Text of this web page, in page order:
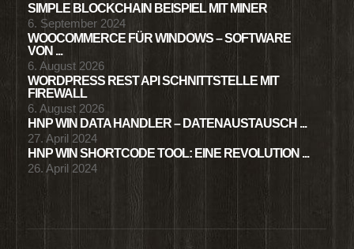
SIMPLE BLOCKCHAIN BEISPIEL MIT MINER
6. September 2024
WOOCOMMERCE FÜR WINDOWS – SOFTWARE
VON ...
6. August 2026
WORDPRESS REST API SCHNITTSTELLE MIT
FIREWALL
6. August 2026
HNP WIN DATA HANDLER – DATENAUSTAUSCH ...
27. April 2024
HNP WIN SHORTCODE TOOL: EINE REVOLUTION ...
26. April 2024